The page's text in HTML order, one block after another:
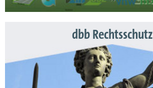
dbb Rechtsschutz